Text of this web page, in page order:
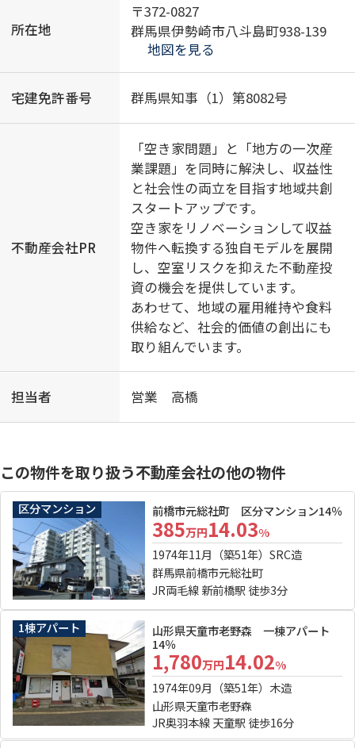
所在地
〒372-0827
群馬県伊勢崎市八斗島町938-139
地図を見る
宅建免許番号 群馬県知事（1）第8082号
不動産会社PR
「空き家問題」と「地方の一次産
業課題」を同時に解決し、収益性
と社会性の両立を目指す地域共創
スタートアップです。
空き家をリノベーションして収益
物件へ転換する独自モデルを展開
し、空室リスクを抑えた不動産投
資の機会を提供しています。
あわせて、地域の雇用維持や食料
供給など、社会的価値の創出にも
取り組んでいます。
担当者 営業 高橋
この物件を取り扱う不動産会社の他の物件
区分マンション 前橋市元総社町 区分マンション14％
385万円14.03%
1974年11月（築51年）SRC造
群馬県前橋市元総社町
JR両毛線 新前橋駅 徒歩3分
1棟アパート
山形県天童市老野森 一棟アパート
14％
1,780万円14.02%
1974年09月（築51年） 木造
山形県天童市老野森
JR奥羽本線 天童駅 徒歩16分